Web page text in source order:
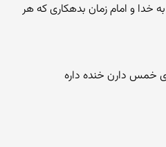
و امام زمان بدهکاری که هر
خمس دارن خنده داره